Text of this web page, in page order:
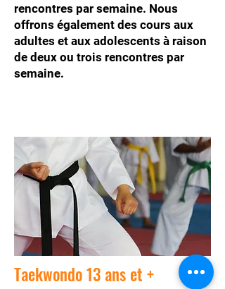
rencontres par semaine. Nous
offrons également des cours aux
adultes et aux adolescents à raison
de deux ou trois rencontres par
semaine.
Taekwondo 13 ans et +